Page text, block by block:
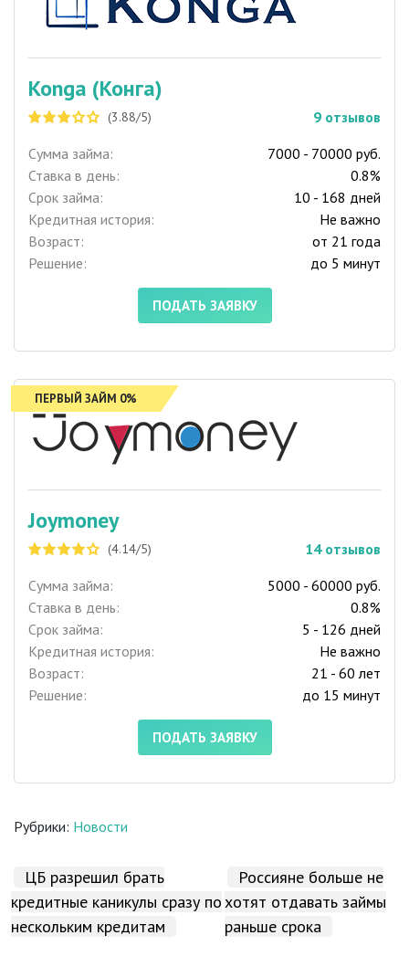
Konga (Конга)
(3.88/5) 9 отзывов
Сумма займа:
7000 - 70000 руб.
Ставка в день:
0.8%
Срок займа:
10 - 168 дней
Кредитная история:
Не важно
Возраст:
от 21 года
Решение:
до 5 минут
ПОДАТЬ ЗАЯВКУ
ПЕРВЫЙ ЗАЙМ 0%
Joymoney
(4.14/5) 14 отзывов
Сумма займа:
5000 - 60000 руб.
Ставка в день:
0.8%
Срок займа:
5 - 126 дней
Кредитная история:
Не важно
Возраст:
21 - 60 лет
Решение:
до 15 минут
ПОДАТЬ ЗАЯВКУ
Рубрики: Новости
ЦБ разрешил брать
кредитные каникулы сразу по
нескольким кредитам
Россияне больше не
хотят отдавать займы
раньше срока